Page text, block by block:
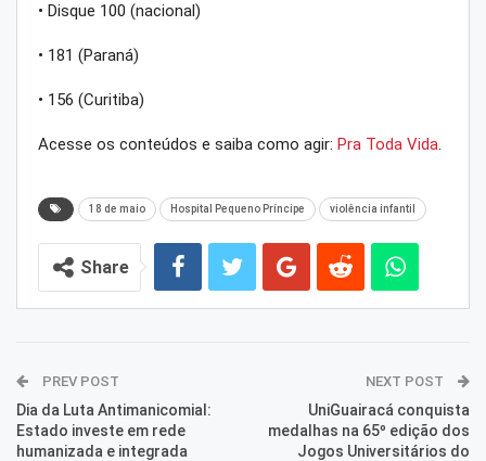
• Disque 100 (nacional)
• 181 (Paraná)
• 156 (Curitiba)
Acesse os conteúdos e saiba como agir: Pra Toda Vida.
18 de maio Hospital Pequeno Príncipe violência infantil
Share
PREV POST
Dia da Luta Antimanicomial:
Estado investe em rede
humanizada e integrada
NEXT POST
UniGuairacá conquista
medalhas na 65º edição dos
Jogos Universitários do